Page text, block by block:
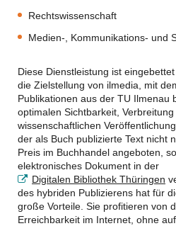
Rechtswissenschaft
Medien-, Kommunikations- und
Diese Dienstleistung ist
die Zielstellung von ilmedia, mit
Publikationen aus der TU Ilmenau
optimalen Sichtbarkeit,
wissenschaftlichen
der als Buch publizierte Text nicht
Preis im Buchhandel angeboten,
elektronisches Dokument in der
Digitalen Bibliothek Thüringen
des hybriden Publizierens hat für
große Vorteile. Sie profitieren von
Erreichbarkeit im Internet, ohne